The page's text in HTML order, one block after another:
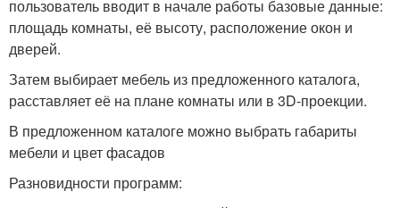
пользователь вводит в начале работы базовые данные:
площадь комнаты, её высоту, расположение окон и
дверей.
Затем выбирает мебель из предложенного каталога,
расставляет её на плане комнаты или в 3D-проекции.
В предложенном каталоге можно выбрать габариты
мебели и цвет фасадов
Разновидности программ: